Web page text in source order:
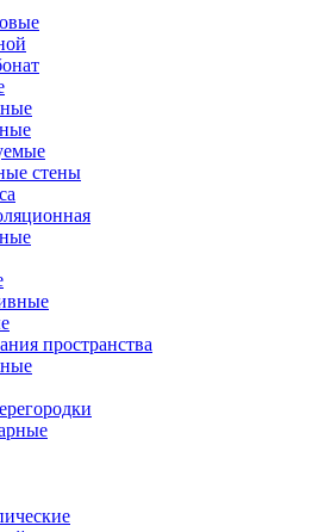
стены
пространства